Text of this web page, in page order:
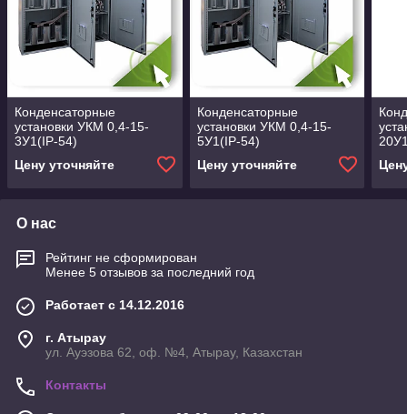
Конденсаторные
установки УКМ 0,4-15-
3У1(IP-54)
Цену уточняйте
Конденсаторные
установки УКМ 0,4-15-
5У1(IP-54)
Цену уточняйте
О нас
Рейтинг не сформирован
Менее 5 отзывов за последний год
Работает с 14.12.2016
г. Атырау
ул. Ауэзова 62, оф. №4, Атырау, Казахстан
Контакты